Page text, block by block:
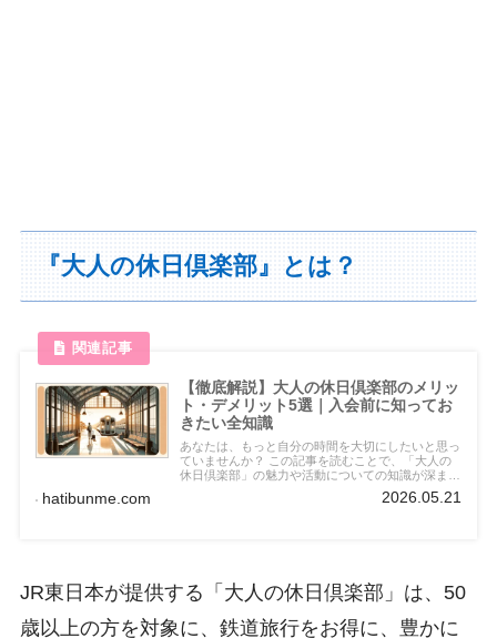
『大人の休日倶楽部』とは？
【徹底解説】大人の休日倶楽部のメリッ
ト・デメリット5選｜入会前に知ってお
きたい全知識
あなたは、もっと自分の時間を大切にしたいと思っ
ていませんか？ この記事を読むことで、「大人の
休日倶楽部」の魅力や活動についての知識が深まり
ます。 そして、そこから何を始めればいいのか、
どうすればもっと充実した日々を送れるのかが分か
hatibunme.com 2026.05.21
JR東日本が提供する「大人の休日倶楽部」は、50
歳以上の方を対象に、鉄道旅行をお得に、豊かに